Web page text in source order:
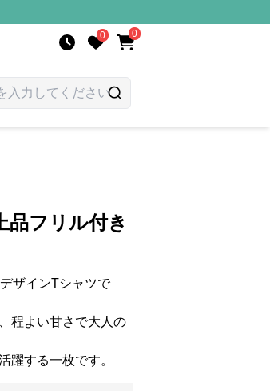
0 0
品フリル付き
ザインTシャツで
程よい甘さで大人の
躍する一枚です。